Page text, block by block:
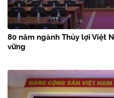
80 năm ngành Thủy lợi Việt
vững